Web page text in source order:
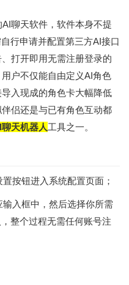
聊天软件，软件本身不提
行申请并配置第三方AI接口
打开即用无需注册登录的
户不仅能自由定义AI角色
入现成的角色卡大幅降低
侣还是与已有角色互动都
天机器人工具之一。
按钮进入系统配置页面；
入框中，然后选择你所需
整个过程无需任何账号注